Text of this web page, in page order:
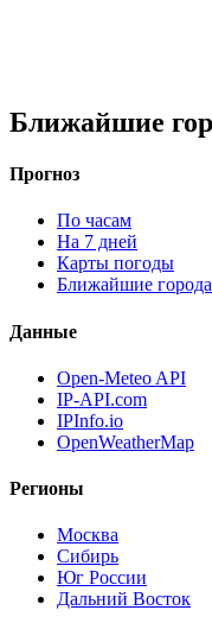
Ближайшие
Прогноз
По часам
На 7 дней
Карты погоды
Ближайшие города
Данные
Open-Meteo API
IP-API.com
IPInfo.io
OpenWeatherMap
Регионы
Москва
Сибирь
Юг России
Дальний Восток